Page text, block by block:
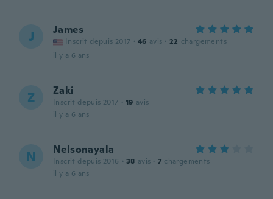
J James
Inscrit depuis 2017 · 46 avis · 22 chargements
il y a 6 ans
Z Zaki
Inscrit depuis 2017 · 19 avis
il y a 6 ans
N Nelsonayala
Inscrit depuis 2016 · 38 avis · 7 chargements
il y a 6 ans